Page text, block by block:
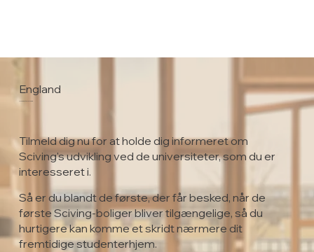
England
University of Essex
Tilmeld dig nu for at holde dig informeret om
Sciving's udvikling ved de universiteter, som du er
interesseret i.
Så er du blandt de første, der får besked, når de
første Sciving-boliger bliver tilgængelige, så du
hurtigere kan komme et skridt nærmere dit
fremtidige studenterhjem.